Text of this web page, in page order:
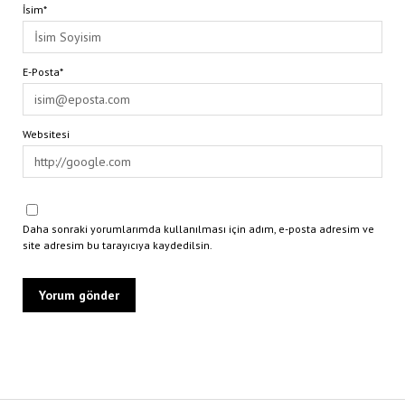
İsim*
E-Posta*
Websitesi
Daha sonraki yorumlarımda kullanılması için adım, e-posta adresim ve
site adresim bu tarayıcıya kaydedilsin.